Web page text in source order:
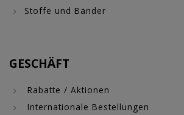
Stoffe und Bänder
GESCHÄFT
Rabatte / Aktionen
Internationale Bestellungen